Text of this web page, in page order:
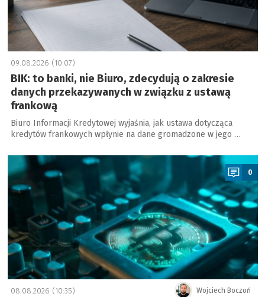
09.08.2026 (10:07)
BIK: to banki, nie Biuro, zdecydują o zakresie
danych przekazywanych w związku z ustawą
frankową
Biuro Informacji Kredytowej wyjaśnia, jak ustawa dotycząca
kredytów frankowych wpłynie na dane gromadzone w jego …
a
0
Wojciech Boczoń
08.08.2026 (10:35)